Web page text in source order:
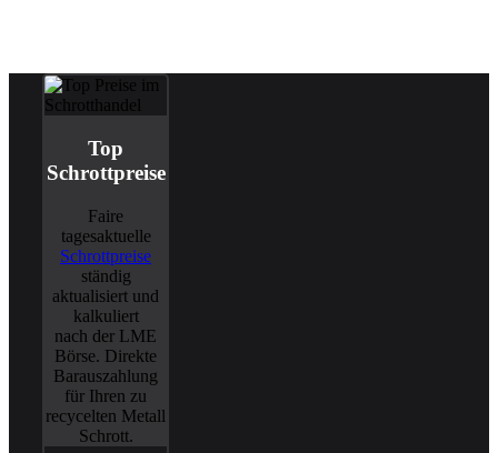
Top
Schrottpreise
Faire
tagesaktuelle
Schrottpreise
ständig
aktualisiert und
kalkuliert
nach der LME
Börse. Direkte
Barauszahlung
für Ihren zu
recycelten Metall
Schrott.